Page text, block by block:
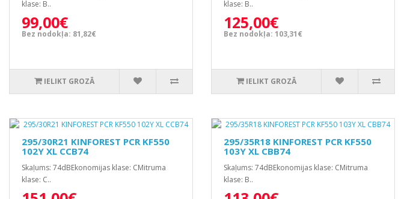
klase: B..
99,00€
Bez nodokļa: 81,82€
IELIKT GROZĀ
klase: B..
125,00€
Bez nodokļa: 103,31€
IELIKT GROZĀ
295/30R21 KINFOREST PCR KF550
102Y XL CCB74
Skaļums: 74dBEkonomijas klase: CMitruma
klase: C..
295/35R18 KINFOREST PCR KF550
103Y XL CBB74
Skaļums: 74dBEkonomijas klase: CMitruma
klase: B..